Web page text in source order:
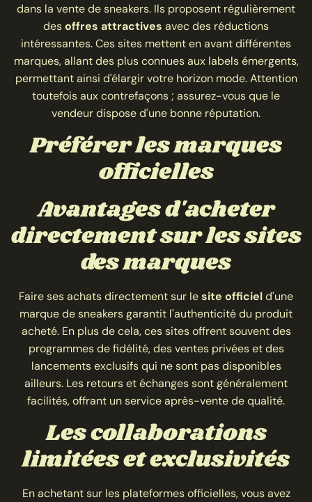
dans la vente de sneakers. Ils proposent régulièrement
desoffres attractives avec des réductions
intéressantes. Ces sites mettent en avant différentes
marques, allant des plus connues aux labels émergents,
permettant ainsi d'élargir votre horizon mode. Attention
toutefois aux contrefaçons ; assurez-vous que le
vendeur dispose d'une bonne réputation.
Préférer les marques
officielles
Avantages d'acheter
directement sur les sites
des marques
Faire ses achats directement sur lesite officield'une
marque de sneakers garantit l'authenticité du produit
acheté. En plus de cela, ces sites offrent souvent des
programmes de fidélité, des ventes privées et des
lancements exclusifs qui ne sont pas disponibles
ailleurs. Les retours et échanges sont généralement
facilités, offrant un service après-vente de qualité.
Les collaborations
limitées et exclusivités
En achetant sur les plateformes officielles, vous avez